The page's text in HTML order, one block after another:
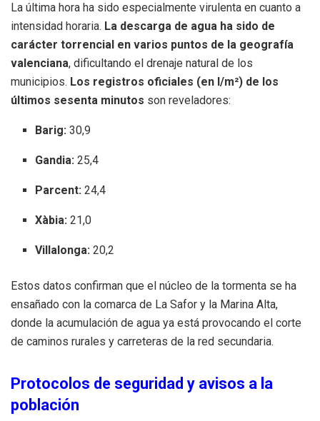
La última hora ha sido especialmente virulenta en cuanto a
intensidad horaria. La descarga de agua ha sido de
carácter torrencial en varios puntos de la geografía
valenciana, dificultando el drenaje natural de los
municipios. Los registros oficiales (en l/m²) de los
últimos sesenta minutos son reveladores:
Barig: 30,9
Gandia: 25,4
Parcent: 24,4
Xàbia: 21,0
Villalonga: 20,2
Estos datos confirman que el núcleo de la tormenta se ha
ensañado con la comarca de La Safor y la Marina Alta,
donde la acumulación de agua ya está provocando el corte
de caminos rurales y carreteras de la red secundaria.
Protocolos de seguridad y avisos a la
población